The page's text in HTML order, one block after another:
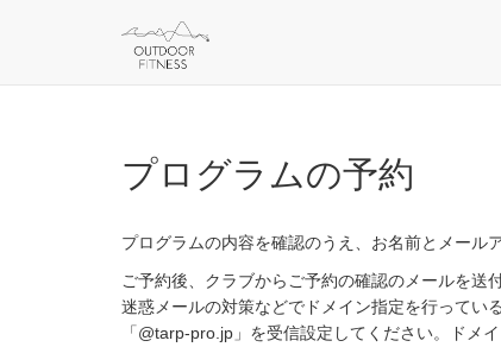
プログラムの予約
プログラムの内容を確認のうえ、お名前とメール
ご予約後、クラブからご予約の確認のメールを送
迷惑メールの対策などでドメイン指定を行ってい
「@tarp-pro.jp」を受信設定してください。ドメ